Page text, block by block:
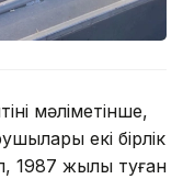
мәліметінше,
екі бірлік
1987 жылы туған